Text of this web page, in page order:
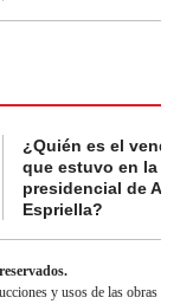
¿Quién es el
que estuvo en la
presidencial de
Espriella?
y usos de las obras